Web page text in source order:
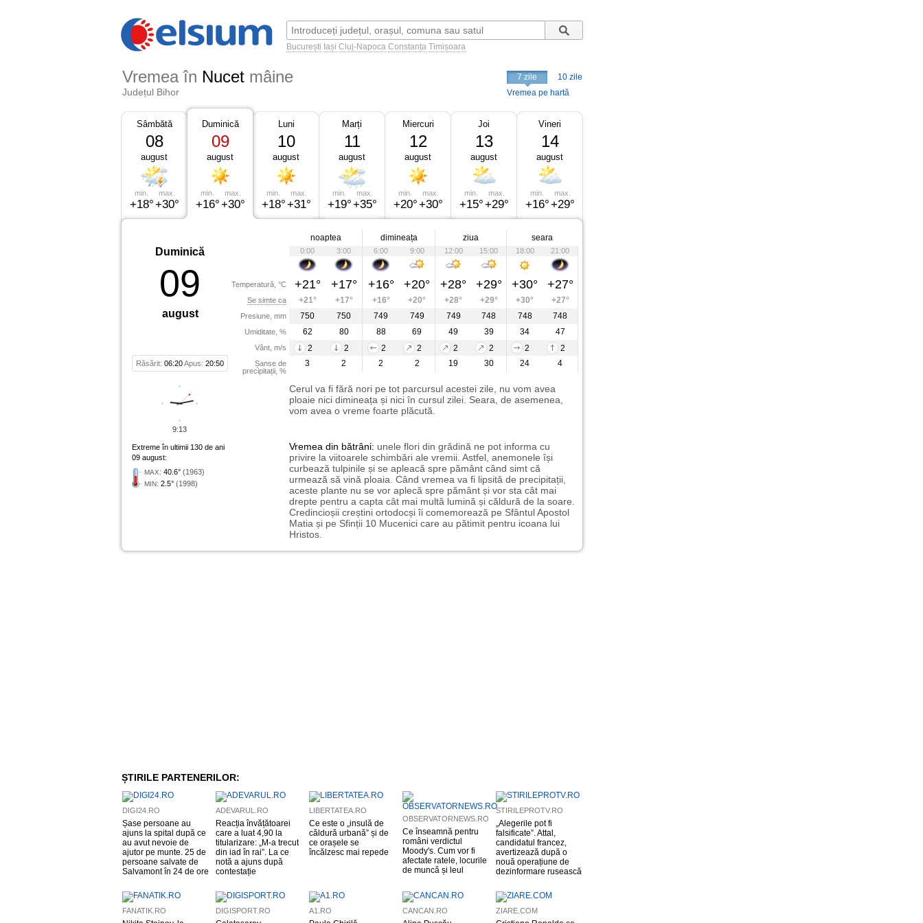
București Iași Cluj-Napoca Constanța Timișoara
Vremea în Nucet mâine
Județul Bihor
7 zile
10 zile
Vremea pe hartă
Sâmbătă
08
august
min.
+18°
max.
+30°
Duminică
09
august
min.
+16°
max.
+30°
Luni
10
august
min.
+18°
max.
+31°
Marți
11
august
min.
+19°
max.
+35°
Miercuri
12
august
min.
+20°
max.
+30°
Joi
13
august
min.
+15°
max.
+29°
Vineri
14
august
min.
+16°
max.
+29°
Duminică
09
august
Răsărit: 06:20Apus: 20:50
Temperatură, °C
Se simte ca
Presiune, mm
Umiditate, %
Vânt, m/s
Șanse de
precipitații, %
noaptea dimineața ziua seara
0:00 3:00 6:00 9:00 12:00 15:00 18:00 21:00
+21° +17° +16° +20° +28° +29° +30° +27°
+21° +17° +16° +20° +28° +29° +30°
+27°
750
750 749 749 749 748 748
748
62
80 88 69 49 39 34
47
2
2 2 2 2 2 2
2
3
2 2 2 19 30 24 4
Cerul va fi fără nori pe tot parcursul acestei zile, nu vom avea
ploaie nici dimineața și nici în cursul zilei. Seara, de asemenea,
vom avea o vreme foarte plăcută.
Extreme în ultimii 130 de ani
09 august:
MAX: 40.6° (1963)
MIN: 2.5° (1998)
Vremea din bătrâni: unele flori din grădină ne pot informa cu
privire la viitoarele schimbări ale vremii. Astfel, anemonele își
curbează tulpinile și se apleacă spre pământ când simt că
urmează să vină ploaia. Când vremea va fi lipsită de precipitații,
aceste plante nu se vor aplecă spre pământ și vor sta cât mai
drepte pentru a capta cât mai multă lumină și căldură de la soare.
Credincioșii creștini ortodocși îi comemorează pe Sfântul Apostol
Matia și pe Sfinții 10 Mucenici care au pătimit pentru icoana lui
Hristos.
9:13
ȘTIRILE PARTENERILOR:
DIGI24.RO
Șase persoane au
ajuns la spital după ce
au avut nevoie de
ajutor pe munte. 25 de
persoane salvate de
Salvamont în 24 de ore
ADEVARUL.RO
Reacția învățătoarei
care a luat 4,90 la
titularizare: „M-a trecut
din iad în rai”. La ce
notă a ajuns după
contestație
LIBERTATEA.RO
Ce este o „insulă de
căldură urbană” și de
ce orașele se
încălzesc mai repede
OBSERVATORNEWS.RO
Ce înseamnă pentru
români verdictul
Moody's. Cum vor fi
afectate ratele, locurile
de muncă și leul
STIRILEPROTV.RO
„Alegerile pot fi
falsificate”. Attal,
candidatul francez,
avertizează după o
nouă operațiune de
dezinformare rusească
FANATIK.RO DIGISPORT.RO A1.RO CANCAN.RO ZIARE.COM